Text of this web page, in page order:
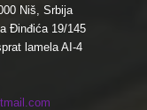
Niš, Srbija
Đinđića 19/145
lamela AI-4